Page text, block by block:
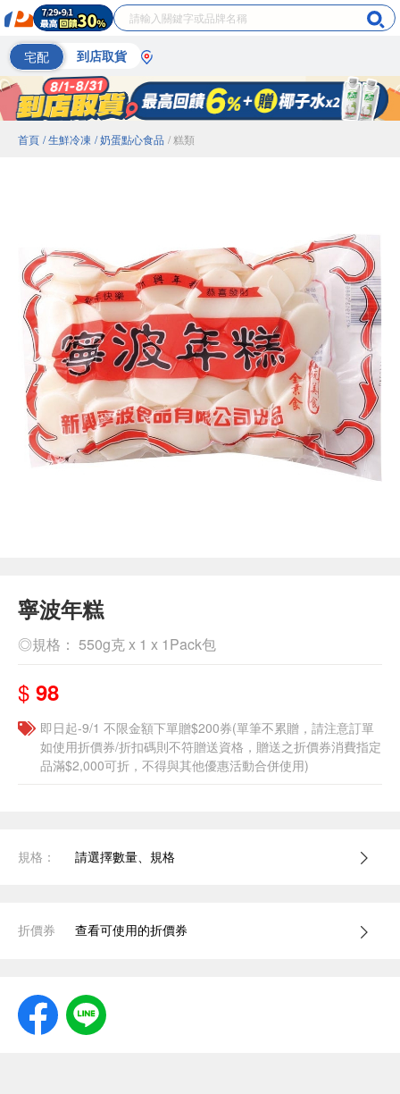
宅配 到店取貨
首頁 / 生鮮冷凍 / 奶蛋點心食品 / 糕類
寧波年糕
◎規格： 550g克 x 1 x 1Pack包
$ 98
即日起-9/1 不限金額下單贈$200券(單筆不累贈，請注意訂單
如使用折價券/折扣碼則不符贈送資格，贈送之折價券消費指定
品滿$2,000可折，不得與其他優惠活動合併使用)
規格： 請選擇數量、規格
折價券 查看可使用的折價券